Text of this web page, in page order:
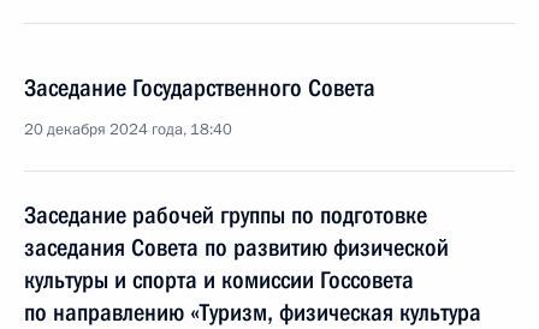
Заседание Государственного Совета
20 декабря 2024 года, 18:40
Заседание рабочей группы по подготовке
заседания Совета по развитию физической
культуры и спорта и комиссии Госсовета
по направлению «Туризм, физическая культура